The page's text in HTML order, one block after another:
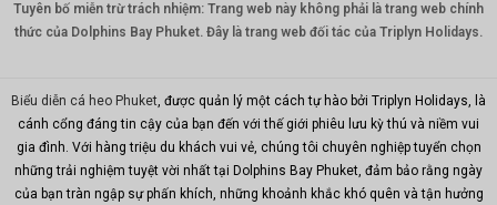
Nhân
dân tệ
MYR
PHP
Hồng
Tuyên bố miễn trừ trách nhiệm: Trang web này không phải là trang web chính
thức của Dolphins Bay Phuket. Đây là trang web đối tác của Triplyn Holidays.
Biểu diễn cá heo Phuket , được quản lý một cách tự hào bởi Triplyn Holidays, là
cánh cổng đáng tin cậy của bạn đến với thế giới phiêu lưu kỳ thú và niềm vui
gia đình. Với hàng triệu du khách vui vẻ, chúng tôi chuyên nghiệp tuyển chọn
những trải nghiệm tuyệt vời nhất tại Dolphins Bay Phuket, đảm bảo rằng ngày
của bạn tràn ngập sự phấn khích, những khoảnh khắc khó quên và tận hưởng